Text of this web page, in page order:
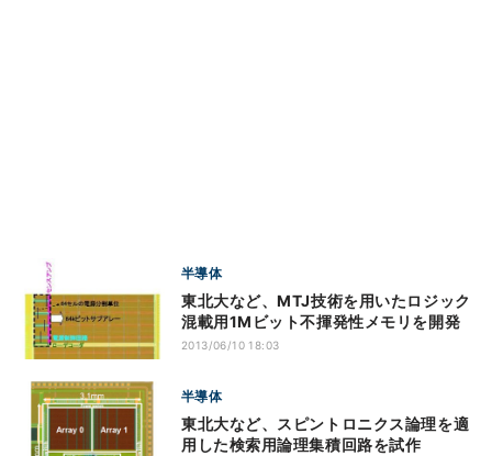
半導体
東北大など、MTJ技術を用いたロジック
混載用1Mビット不揮発性メモリを開発
2013/06/10 18:03
半導体
東北大など、スピントロニクス論理を適
用した検索用論理集積回路を試作